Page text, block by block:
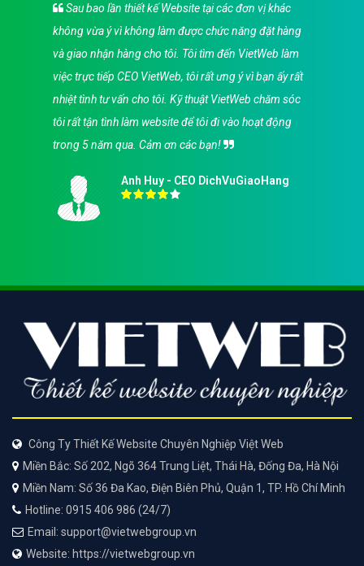
Sau bao lần thiết kế Website tại các đơn vị khác
không vừa ý vì không làm được chức năng đặt hàng
và giao nhận hàng cho tôi. Tôi tìm đến VietWeb làm
việc trực tiếp CEO VietWeb, tôi rất ưng ý vì bạn ấy rất
nhiệt tình tư vấn cho tôi. Kỹ thuật VietWeb chăm sóc
tôi rất tận tình làm website để tôi đi vào hoạt động
trong 5 năm qua. Cảm ơn các bạn!
Anh Huy - CEO DichVuGiaoHang
Công Ty Thiết Kế Website Chuyên Nghiệp Việt Web
Miền Bắc: Số 202, Ngõ 364 Trung Liệt, Thái Hà, Đống Đa, Hà Nội
Miền Nam: Số 36 Đa Kao, Điện Biên Phủ, Quận 1, TP. Hồ Chí Minh
Hotline: 0915 406 986 (24/7)
Email: support@vietwebgroup.vn
Website: https://vietwebgroup.vn